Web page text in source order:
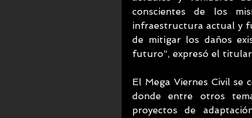
conscientes de los
infraestructura actual y
de mitigar los daños
futuro”, expresó el
El Mega Viernes Civil se
donde entre otros
proyectos de